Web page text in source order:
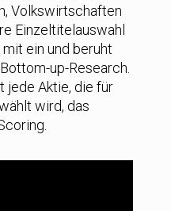
Volkswirtschaften
Einzeltitelauswahl
ein und beruht
up-Research.
jede Aktie, die für
wird, das